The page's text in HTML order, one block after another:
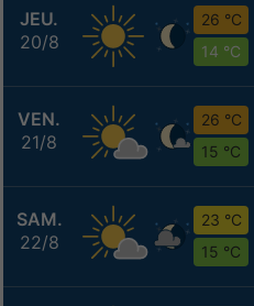
JEU.
20/8
26 °C
14 °C
VEN.
21/8
26 °C
15 °C
SAM.
22/8
23 °C
15 °C